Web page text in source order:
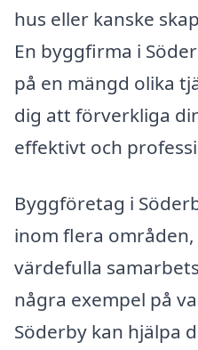
hus eller kanske
En byggfirma i
på en mängd olika
dig att förverkliga
effektivt och
Byggföretag i
inom flera
värdefulla
några exempel på
Söderby kan hjälpa